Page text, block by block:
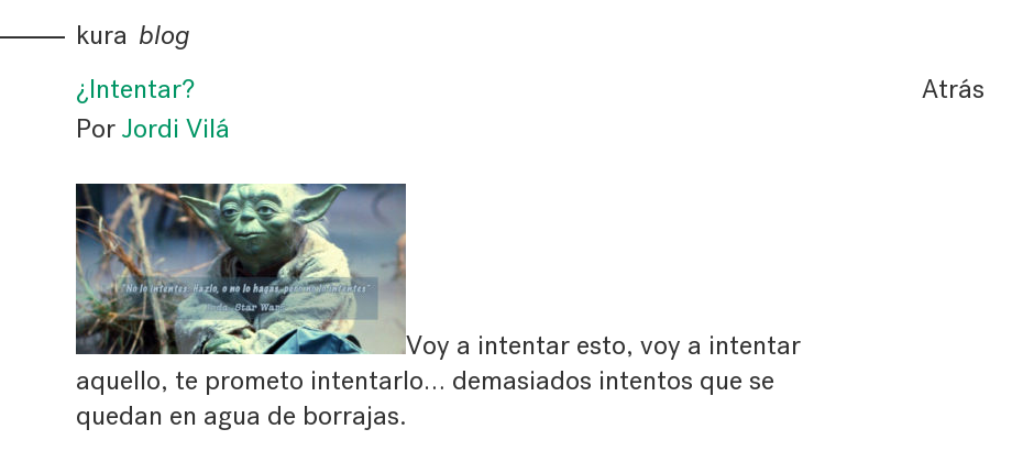
kura blog
¿Intentar?
Atrás
Por Jordi Vilá
Voy a intentar esto, voy a intentar
aquello, te prometo intentarlo… demasiados intentos que se
quedan en agua de borrajas.